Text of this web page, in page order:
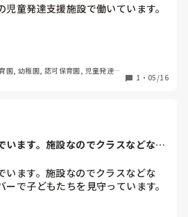
童発達支援施設で働いています。
に行くことがあるのですが、その時
り、質問させて頂きました。
から子どもたちに言葉を投げるよ
生方には当たり前の日常なのかもし
もたちに指示をしたり、注意したり
失敗した時に「なにしてるの！
うような感じです。気にしすぎな
支援施設の方は、そういうことは
がある中で、入職前に保育内容や保
きたい園で働ける方って少ないので
園, 幼稚園, 認可保育園, 児童発達支
1 ・ 05/16
います。施設なのでクラスなどな
います。施設なのでクラスなどな
で子どもたちを見守っています。
良いのです。それは良いのですが、